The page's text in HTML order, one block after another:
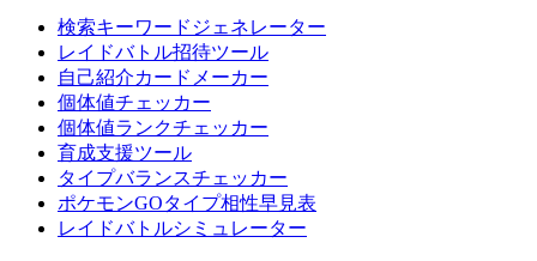
検索キーワードジェネレーター
レイドバトル招待ツール
自己紹介カードメーカー
個体値チェッカー
個体値ランクチェッカー
育成支援ツール
タイプバランスチェッカー
ポケモンGOタイプ相性早見表
レイドバトルシミュレーター